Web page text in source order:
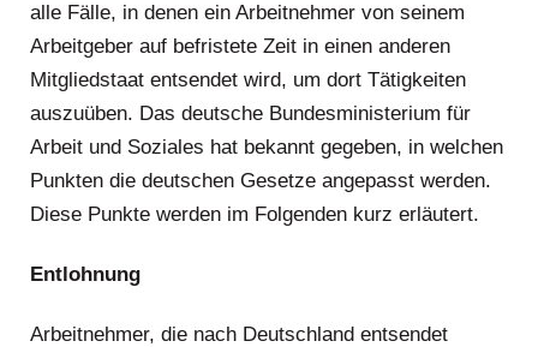
alle Fälle, in denen ein Arbeitnehmer von seinem
Arbeitgeber auf befristete Zeit in einen anderen
Mitgliedstaat entsendet wird, um dort Tätigkeiten
auszuüben. Das deutsche Bundesministerium für
Arbeit und Soziales hat bekannt gegeben, in welchen
Punkten die deutschen Gesetze angepasst werden.
Diese Punkte werden im Folgenden kurz erläutert.
Entlohnung
Arbeitnehmer, die nach Deutschland entsendet